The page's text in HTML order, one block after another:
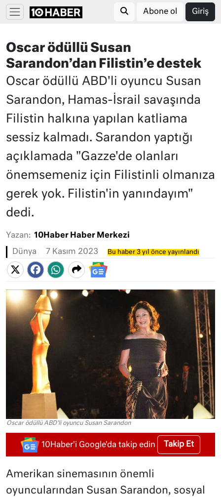
Abone ol Giriş
Oscar ödüllü Susan
Sarandon’dan Filistin’e destek
Oscar ödüllü ABD'li oyuncu Susan
Sarandon, Hamas-İsrail savaşında
Filistin halkına yapılan katliama
sessiz kalmadı. Sarandon yaptığı
açıklamada "Gazze'de olanları
önemsemeniz için Filistinli olmanıza
gerek yok. Filistin'in yanındayım"
dedi.
Yazan: 10Haber Haber Merkezi
Dünya 7 Kasım 2023 Bu haber 3 yıl önce yayınlandı
Oscar ödüllü ABD'li oyuncu Susan Sarandon
10Haber'i Google'da takip edin Takip Et
Amerikan sinemasının önemli
oyuncularından Susan Sarandon, sosyal